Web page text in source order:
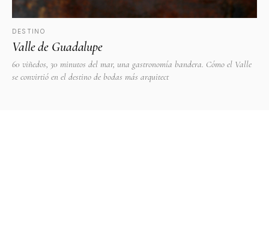
DESTINO
Valle de Guadalupe
60 viñedos, 30 minutos del mar, una gastronomía bandera. Cómo el Valle
se convirtió en el destino de bodas más arquitect